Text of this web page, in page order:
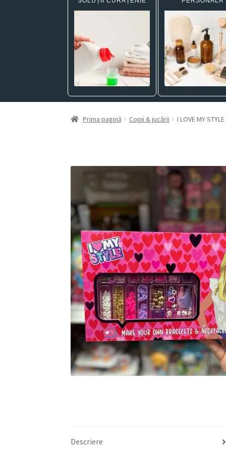
Prima pagină Copii & jucării I LOVE MY
Descriere